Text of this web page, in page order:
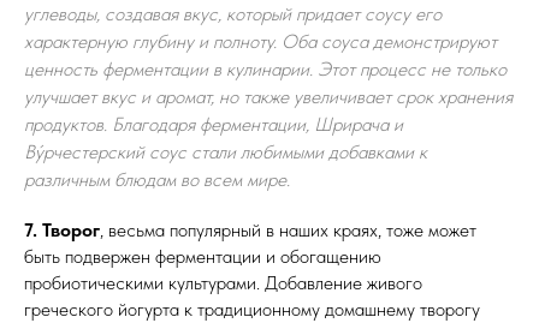
углеводы, создавая вкус, который придает соусу его
характерную глубину и полноту. Оба соуса демонстрируют
ценность ферментации в кулинарии. Этот процесс не только
улучшает вкус и аромат, но также увеличивает срок хранения
продуктов. Благодаря ферментации, Шрирача и
Ву́рчестерский соус стали любимыми добавками к
различным блюдам во всем мире.
7. Творог, весьма популярный в наших краях, тоже может
быть подвержен ферментации и обогащению
пробиотическими культурами. Добавление живого
греческого йогурта к традиционному домашнему творогу